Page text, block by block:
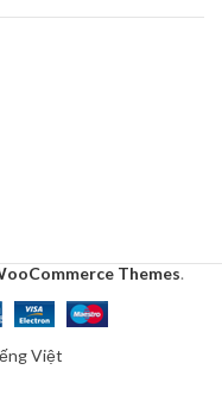
Themes.
Việt